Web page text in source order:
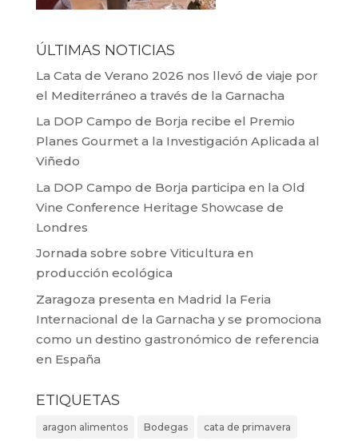
ÚLTIMAS NOTICIAS
La Cata de Verano 2026 nos llevó de viaje por
el Mediterráneo a través de la Garnacha
La DOP Campo de Borja recibe el Premio
Planes Gourmet a la Investigación Aplicada al
Viñedo
La DOP Campo de Borja participa en la Old
Vine Conference Heritage Showcase de
Londres
Jornada sobre sobre Viticultura en
producción ecológica
Zaragoza presenta en Madrid la Feria
Internacional de la Garnacha y se promociona
como un destino gastronómico de referencia
en España
ETIQUETAS
aragon alimentos Bodegas cata de primavera